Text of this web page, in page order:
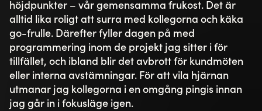
höjdpunkter – vår gemensamma frukost. Det är
alltid lika roligt att surra med kollegorna och käka
go-frulle. Därefter fyller dagen på med
programmering inom de projekt jag sitter i för
tillfället, och ibland blir det avbrott för kundmöten
eller interna avstämningar. För att vila hjärnan
utmanar jag kollegorna i en omgång pingis innan
jag går in i fokusläge igen.